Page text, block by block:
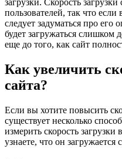
загрузки. Скорость
пользователей, так что
следует задуматься про
будет загружаться слишком
еще до того, как сайт
Как увеличить
сайта?
Если вы хотите повысить
существует несколько
измерить скорость
узнаете, что он